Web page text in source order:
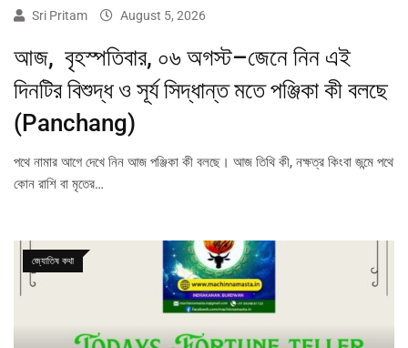
Sri Pritam August 5, 2026
আজ, বৃহস্পতিবার, ০৬ অগস্ট–জেনে নিন এই
দিনটির বিশুদ্ধ ও সূর্য সিদ্ধান্ত মতে পঞ্জিকা কী বলছে
(Panchang)
পথে নামার আগে দেখে নিন আজ পঞ্জিকা কী বলছে। আজ তিথি কী, নক্ষত্র কিংবা জন্মে পথে
কোন রাশি বা মৃতের…
জ্যোতিষ কথা